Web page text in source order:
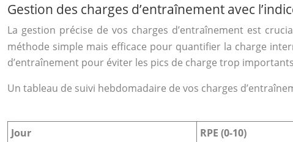
Gestion des charges d’entraînement avec
La gestion précise de vos charges d’entraînement est
méthode simple mais efficace pour quantifier la charge
d’entraînement pour éviter les pics de charge trop
Un tableau de suivi hebdomadaire de vos charges
Jour RPE (0-10)